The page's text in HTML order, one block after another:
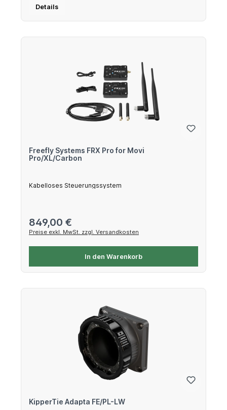
Details
Freefly Systems FRX Pro for Movi
Pro/XL/Carbon
Kabelloses Steuerungssystem
Regulärer Preis:
849,00 €
Preise exkl. MwSt. zzgl. Versandkosten
In den Warenkorb
KipperTie Adapta FE/PL-LW